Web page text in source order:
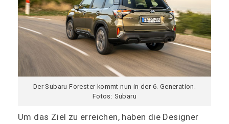
Der Subaru Forester kommt nun in der 6. Generation.
Fotos: Subaru
Um das Ziel zu erreichen, haben die Designer